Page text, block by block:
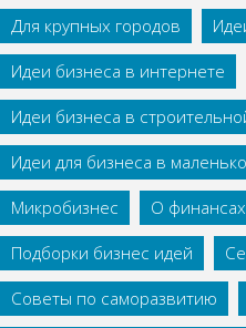
Для крупных городов
Идеи бизнеса в интернете
Идеи бизнеса в
Идеи для бизнеса в
Микробизнес
О
Подборки бизнес идей
Советы по саморазвитию